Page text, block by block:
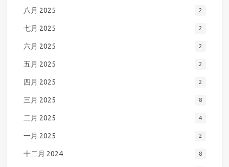
八月 2025 2
七月 2025 2
六月 2025 2
五月 2025 2
四月 2025 2
三月 2025 8
二月 2025 4
一月 2025 2
十二月 2024 8